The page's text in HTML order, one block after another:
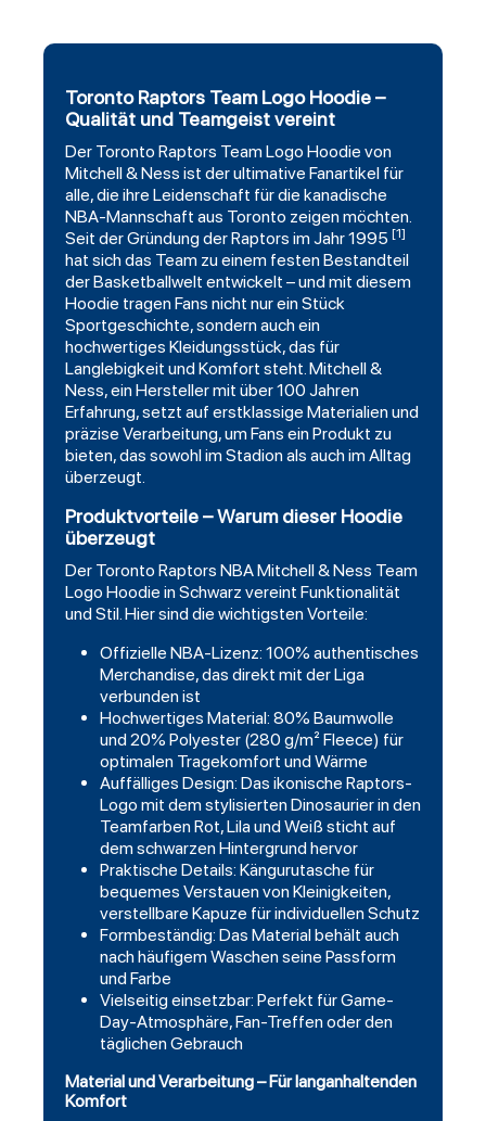
Toronto Raptors Team Logo Hoodie –
Qualität und Teamgeist vereint
Der Toronto Raptors Team Logo Hoodie von
Mitchell& Ness ist der ultimative Fanartikel für
alle, die ihre Leidenschaft für die kanadische
NBA-Mannschaft aus Toronto zeigen möchten.
Seit der Gründung der Raptors im Jahr 1995 [1]
hat sich das Team zu einem festen Bestandteil
der Basketballwelt entwickelt – und mit diesem
Hoodie tragen Fans nicht nur ein Stück
Sportgeschichte, sondern auch ein
hochwertiges Kleidungsstück, das für
Langlebigkeit und Komfort steht. Mitchell &
Ness, ein Hersteller mit über 100 Jahren
Erfahrung, setzt auf erstklassige Materialien und
präzise Verarbeitung, um Fans ein Produkt zu
bieten, das sowohl im Stadion als auch im Alltag
überzeugt.
Produktvorteile – Warum dieser Hoodie
überzeugt
Der Toronto Raptors NBA Mitchell & Ness Team
Logo Hoodie in Schwarz vereint Funktionalität
und Stil. Hier sind die wichtigsten Vorteile:
Offizielle NBA-Lizenz: 100% authentisches
Merchandise, das direkt mit der Liga
verbunden ist
Hochwertiges Material: 80% Baumwolle
und 20% Polyester (280 g/m² Fleece) für
optimalen Tragekomfort und Wärme
Auffälliges Design: Das ikonische Raptors-
Logo mit dem stylisierten Dinosaurier in den
Teamfarben Rot, Lila und Weiß sticht auf
dem schwarzen Hintergrund hervor
Praktische Details: Kängurutasche für
bequemes Verstauen von Kleinigkeiten,
verstellbare Kapuze für individuellen Schutz
Formbeständig: Das Material behält auch
nach häufigem Waschen seine Passform
und Farbe
Vielseitig einsetzbar: Perfekt für Game-
Day-Atmosphäre, Fan-Treffen oder den
täglichen Gebrauch
Material und Verarbeitung – Für langanhaltenden
Komfort